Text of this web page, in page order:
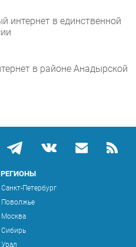
интернет в единственной
в районе Анадырской
РЕГИОНЫ
Санкт-Петербург
Поволжье
Москва
Сибирь
Урал